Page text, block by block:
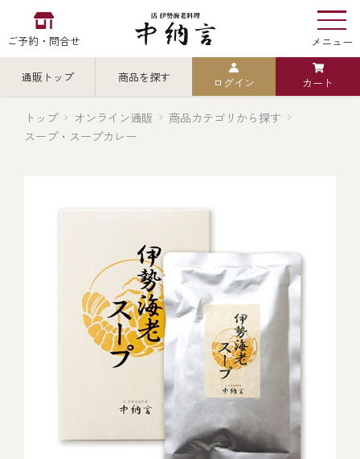
ご予約・問合せ メニュー
中納言の お食い初め
用途・シーン
ご結婚式 1.5次会・
二次会
レストラン
(造り/焼物/蒸し/ボイル伊勢海老)
弁当宅配・仕出し
通販トップ 商品を探す
伊勢海老
全ての商品を見る
お造り（お刺身）
蒸し
ごちそう重
全ての商品を見る
ごちそう重
還暦重
おせち
全ての商品を見る
ログイン カート
トップ オンライン通販
商品カテゴリから探す
スープ・スープカレー